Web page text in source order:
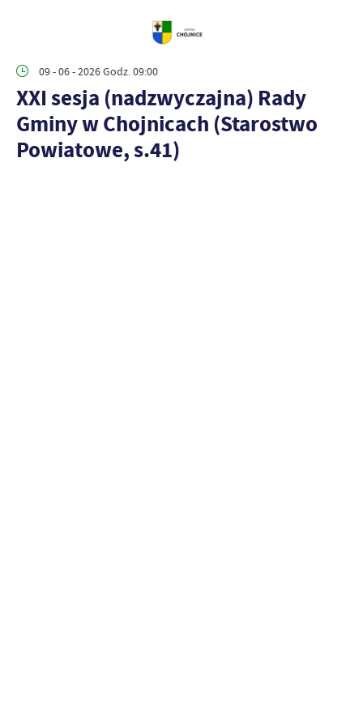
09 - 06 - 2026 Godz. 09:00
XXI sesja (nadzwyczajna) Rady
Gminy w Chojnicach (Starostwo
Powiatowe, s.41)